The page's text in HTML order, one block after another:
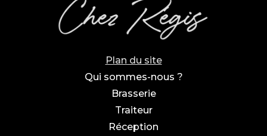
Plan du site
Qui sommes-nous ?
Brasserie
Traiteur
Réception